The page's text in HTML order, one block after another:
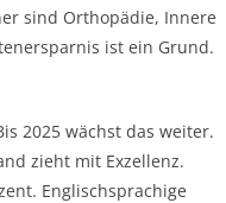
sind Orthopädie, Innere
ist ein Grund.
2025 wächst das weiter.
zieht mit Exzellenz.
Englischsprachige